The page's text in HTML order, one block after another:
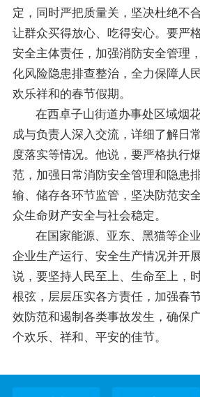
定，同时严把质量关，坚决杜绝不
让群众买得放心、吃得安心。要严
安全主体责任，加强消防安全管理
化风险隐患排查整治，全力保障人
欢乐祥和的春节假期。
在西卓子山街道办事处区域烟
成与负责人深入交流，详细了解日
度落实等情况。他说，要严格执行
范，加强日常消防安全管理和隐患
输、储存各环节监管，坚决防范安
众生命财产安全与社会稳定。
在国家能源、亚东、黑猫等企
企业生产运行、安全生产情况并开
说，要坚持人民至上、生命至上，
根弦，层层压实各方责任，加强春
效防范和遏制各类事故发生，确保
个欢乐、祥和、平安的佳节。